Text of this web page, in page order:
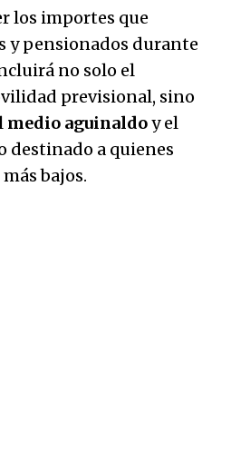
los importes que
y pensionados durante
no solo el
previsional, sino
medio aguinaldoy el
destinado a quienes
bajos.